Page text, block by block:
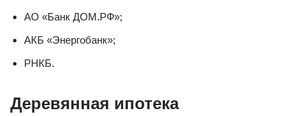
АО «Банк ДОМ.РФ»;
АКБ «Энергобанк»;
РНКБ.
Деревянная ипотека